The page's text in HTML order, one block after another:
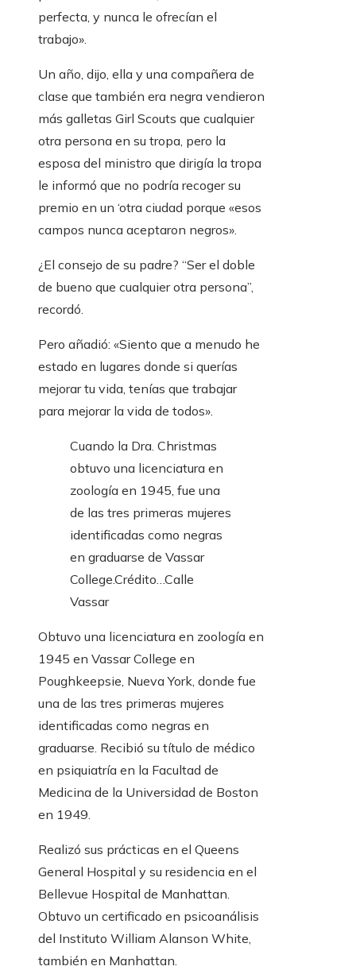
perfecta, y nunca le ofrecían el
trabajo».
Un año, dijo, ella y una compañera de
clase que también era negra vendieron
más galletas Girl Scouts que cualquier
otra persona en su tropa, pero la
esposa del ministro que dirigía la tropa
le informó que no podría recoger su
premio en un ‘otra ciudad porque «esos
campos nunca aceptaron negros».
¿El consejo de su padre? “Ser el doble
de bueno que cualquier otra persona”,
recordó.
Pero añadió: «Siento que a menudo he
estado en lugares donde si querías
mejorar tu vida, tenías que trabajar
para mejorar la vida de todos».
Cuando la Dra. Christmas
obtuvo una licenciatura en
zoología en 1945, fue una
de las tres primeras mujeres
identificadas como negras
en graduarse de Vassar
College.Crédito…Calle
Vassar
Obtuvo una licenciatura en zoología en
1945 en Vassar College en
Poughkeepsie, Nueva York, donde fue
una de las tres primeras mujeres
identificadas como negras en
graduarse. Recibió su título de médico
en psiquiatría en la Facultad de
Medicina de la Universidad de Boston
en 1949.
Realizó sus prácticas en el Queens
General Hospital y su residencia en el
Bellevue Hospital de Manhattan.
Obtuvo un certificado en psicoanálisis
del Instituto William Alanson White,
también en Manhattan.